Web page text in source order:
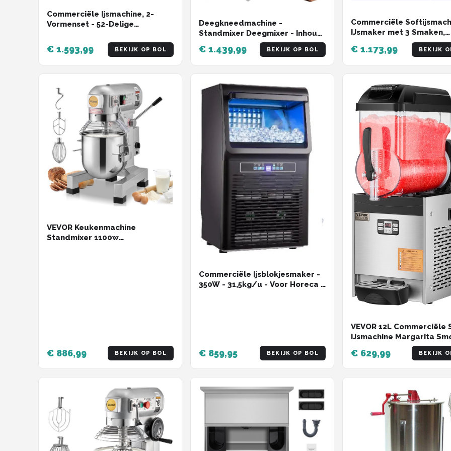
Commerciële Ijsmachine, 2-
Vormenset - 52-Delige
Ideaal voor Bars, Cafés en
Melktheewinkels
€ 1.593,99 BEKIJK OP BOL
Deegkneedmachine -
Standmixer Deegmixer - Inhoud
14,2 L RVS Kom - Vermogen 600
W - Snelheden 130/233/414
rpm - Inclusief Deeghaak,
Garde en Roergarde
€ 1.439,99 BEKIJK OP BOL
Commerciële
IJsmaker met 3 Smaken,
Capaciteit 22-30L/H
€ 1.173,99 BEKIJK
VEVOR Keukenmachine
Standmixer 1100w
€ 886,99 BEKIJK OP BOL
Commerciële Ijsblokjesmaker -
350W - 31,5kg/u - Voor Horeca -
€ 859,95 BEKIJK OP BOL
VEVOR 12L Commerciële
IJsmachine Margarita
€ 629,99 BEKIJK